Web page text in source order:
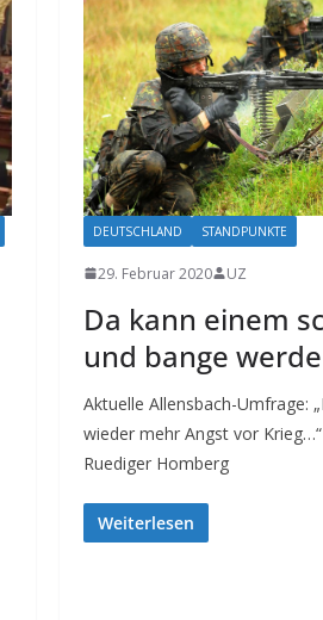
DEUTSCHLAND STANDPUNKTE
29. Februar 2020 UZ
Da kann einem
und bange
Aktuelle Allensbach-Umfrage:
wieder mehr Angst vor
Ruediger Homberg
Weiterlesen